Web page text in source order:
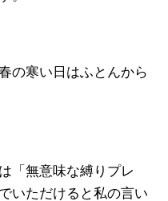
の寒い日はふとんから
「無意味な縛りプレ
いただけると私の言い